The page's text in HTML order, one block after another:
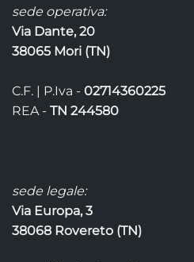
sede operativa:
Via Dante, 20
38065 Mori (TN)
C.F. | P.Iva - 02714360225
REA - TN 244580
sede legale:
Via Europa, 3
38068 Rovereto (TN)